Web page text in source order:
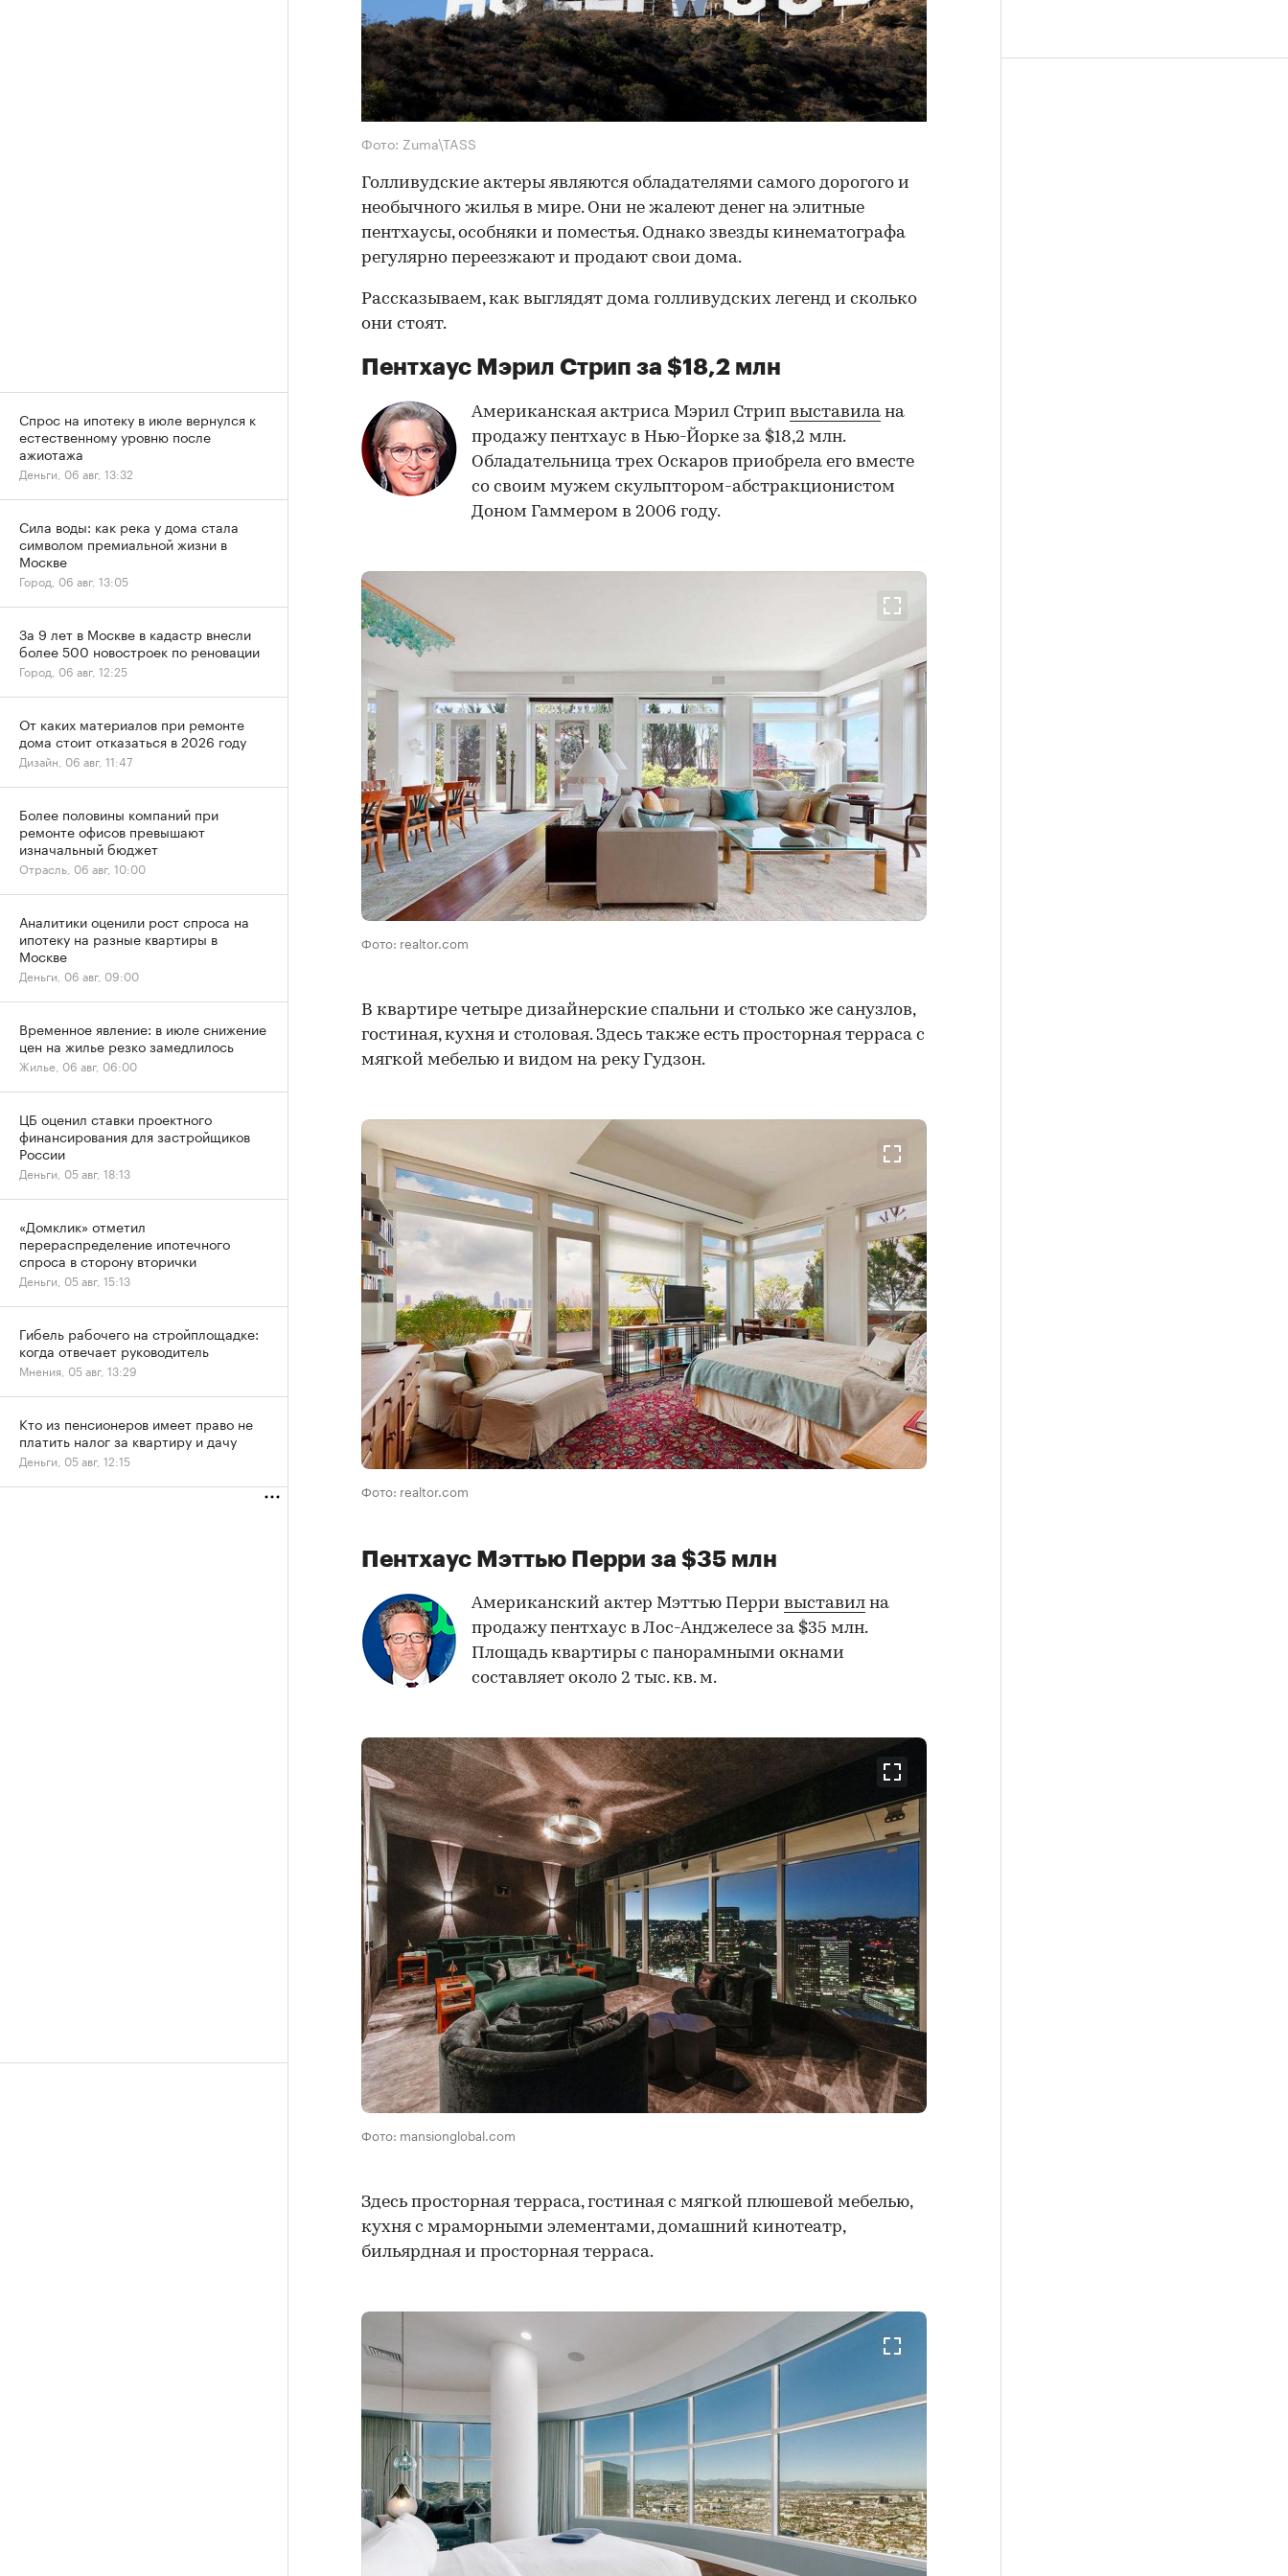
Фото: Zuma\TASS
Голливудские актеры являются обладателями самого дорогого и
необычного жилья в мире. Они не жалеют денег на элитные
пентхаусы, особняки и поместья. Однако звезды кинематографа
регулярно переезжают и продают свои дома.
Рассказываем, как выглядят дома голливудских легенд и сколько
они стоят.
Пентхаус Мэрил Стрип за $18,2 млн
Американская актриса Мэрил Стрип выставила на
продажу пентхаус в Нью-Йорке за $18,2 млн.
Обладательница трех Оскаров приобрела его вместе
со своим мужем скульптором-абстракционистом
Доном Гаммером в 2006 году.
Фото: realtor.com
В квартире четыре дизайнерские спальни и столько же санузлов,
гостиная, кухня и столовая. Здесь также есть просторная терраса с
мягкой мебелью и видом на реку Гудзон.
Фото: realtor.com
Пентхаус Мэттью Перри за $35 млн
Американский актер Мэттью Перри выставил на
продажу пентхаус в Лос-Анджелесе за $35 млн.
Площадь квартиры с панорамными окнами
составляет около 2 тыс. кв. м.
Фото: mansionglobal.com
Здесь просторная терраса, гостиная с мягкой плюшевой мебелью,
кухня с мраморными элементами, домашний кинотеатр,
бильярдная и просторная терраса.
Спрос на ипотеку в июле вернулся к
естественному уровню после
ажиотажа
Деньги, 06 авг, 13:32
Сила воды: как река у дома стала
символом премиальной жизни в
Москве
Город, 06 авг, 13:05
За 9 лет в Москве в кадастр внесли
более 500 новостроек по реновации
Город, 06 авг, 12:25
От каких материалов при ремонте
дома стоит отказаться в 2026 году
Дизайн, 06 авг, 11:47
Более половины компаний при
ремонте офисов превышают
изначальный бюджет
Отрасль, 06 авг, 10:00
Аналитики оценили рост спроса на
ипотеку на разные квартиры в
Москве
Деньги, 06 авг, 09:00
Временное явление: в июле снижение
цен на жилье резко замедлилось
Жилье, 06 авг, 06:00
ЦБ оценил ставки проектного
финансирования для застройщиков
России
Деньги, 05 авг, 18:13
«Домклик» отметил
перераспределение ипотечного
спроса в сторону вторички
Деньги, 05 авг, 15:13
Гибель рабочего на стройплощадке:
когда отвечает руководитель
Мнения, 05 авг, 13:29
Кто из пенсионеров имеет право не
платить налог за квартиру и дачу
Деньги, 05 авг, 12:15